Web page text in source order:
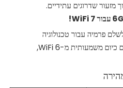
תוך מזעור שדרוגים עתידיים.
WiFi 7!
פרמיה עבור טכנולוגיה
מתקדמת (נתבי WiFi 7 יקרים כיום משמעותית מ-WiFi 6,